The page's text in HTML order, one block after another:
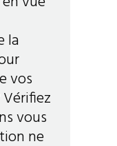
la
vos
vous
ne